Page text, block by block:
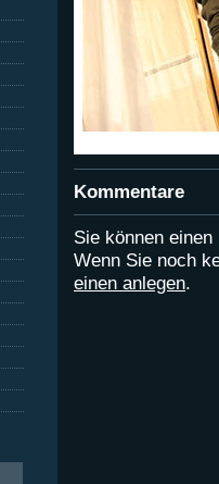
Kommentare
Sie können
Wenn Sie noch
einen anlegen.